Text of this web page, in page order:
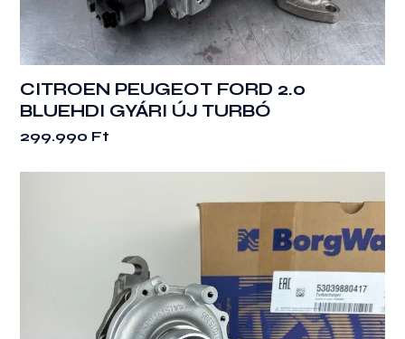
CITROEN PEUGEOT FORD 2.0
BLUEHDI GYÁRI ÚJ TURBÓ
299.990 Ft